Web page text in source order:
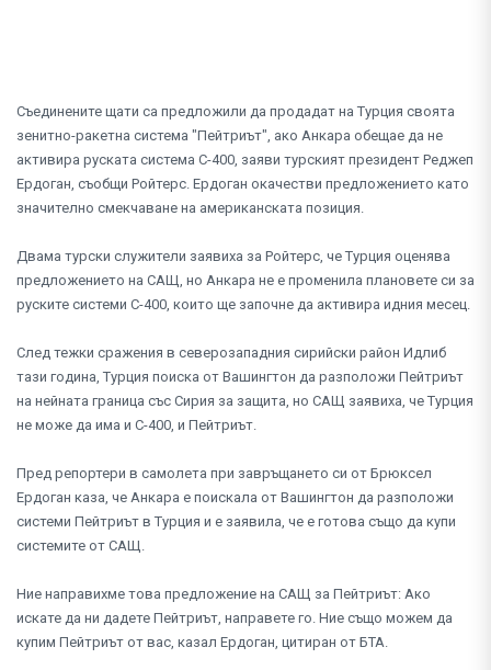
Съединените щати са предложили да продадат на Турция своята
зенитно-ракетна система "Пейтриът", ако Анкара обещае да не
активира руската система С-400, заяви турският президент Реджеп
Ердоган, съобщи Ройтерс. Ердоган окачестви предложението като
значително смекчаване на американската позиция.
Двама турски служители заявиха за Ройтерс, че Турция оценява
предложението на САЩ, но Анкара не е променила плановете си за
руските системи С-400, които ще започне да активира идния месец.
След тежки сражения в северозападния сирийски район Идлиб
тази година, Турция поиска от Вашингтон да разположи Пейтриът
на нейната граница със Сирия за защита, но САЩ заявиха, че Турция
не може да има и С-400, и Пейтриът.
Пред репортери в самолета при завръщането си от Брюксел
Ердоган каза, че Анкара е поискала от Вашингтон да разположи
системи Пейтриът в Турция и е заявила, че е готова също да купи
системите от САЩ.
Ние направихме това предложение на САЩ за Пейтриът: Ако
искате да ни дадете Пейтриът, направете го. Ние също можем да
купим Пейтриът от вас, казал Ердоган, цитиран от БТА.